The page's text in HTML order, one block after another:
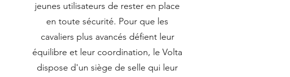
jeunes utilisateurs de rester en place
en toute sécurité. Pour que les
cavaliers plus avancés défient leur
équilibre et leur coordination, le Volta
dispose d'un siège de selle qui leur